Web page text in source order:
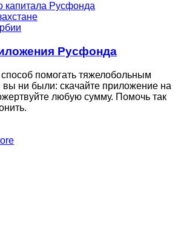
капитала Русфонда
Русфонда
помогать тяжелобольным
вы ни были: скачайте приложение на
любую сумму. Помочь так